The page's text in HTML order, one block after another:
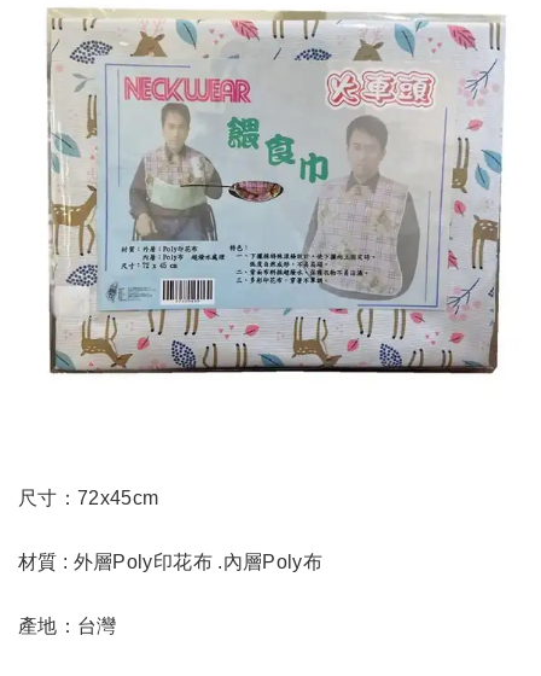
尺寸：72x45cm
材質 : 外層Poly印花布 .內層Poly布
產地：台灣